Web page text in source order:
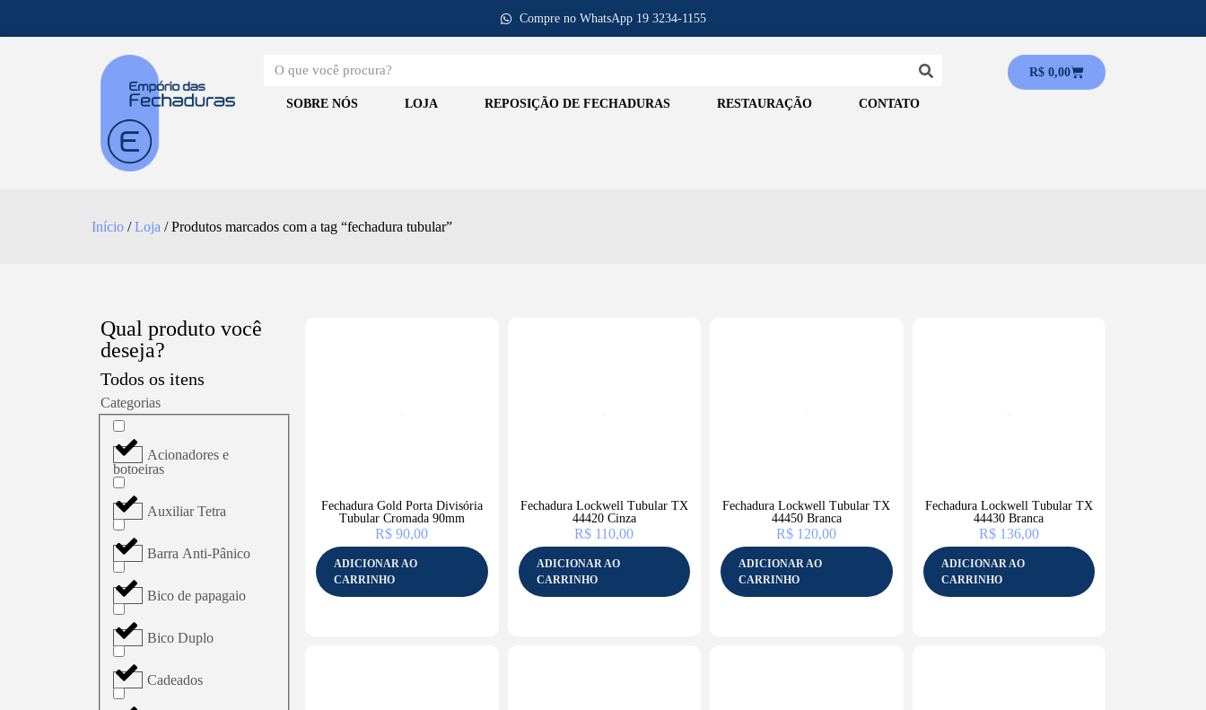
Compre no WhatsApp 19 3234-1155
SOBRE NÓS LOJA REPOSIÇÃO DE FECHADURAS RESTAURAÇÃO CONTATO
R$0,00
Início /Loja / Produtos marcados com a tag “fechadura tubular”
Qual produto você
deseja?
Todos os itens
Categorias
Acionadores e
botoeiras
Auxiliar Tetra
Barra Anti-Pânico
Bico de papagaio
Bico Duplo
Cadeados
Fechadura Gold Porta Divisória
Tubular Cromada 90mm
R$ 90,00
ADICIONAR AO
CARRINHO
Fechadura Lockwell Tubular TX
44420 Cinza
R$ 110,00
ADICIONAR AO
CARRINHO
Fechadura Lockwell Tubular TX
44450 Branca
R$ 120,00
ADICIONAR AO
CARRINHO
Fechadura Lockwell Tubular TX
44430 Branca
R$136,00
ADICIONAR AO
CARRINHO